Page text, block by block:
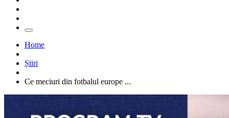
Home
Știri
Ce meciuri din fotbalul europe ...